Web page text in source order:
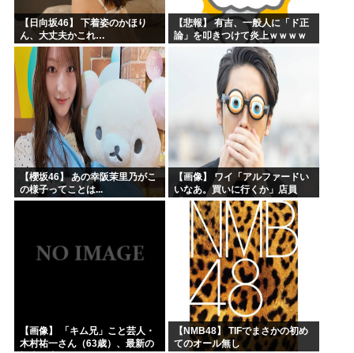
【日向坂46】 下着姿のかほり
ん、大丈夫かこれ…
【悲報】 有吉、一般人に「ド正
論」を叩きつけて炎上ｗｗｗｗ
【櫻坂46】 あの幸阪茉里乃がこ
の様子ってことは...
【画像】 ワイ「アルファードい
いなあ。買いに行くか」店員
「ほいっ見積もりな！」ワイ
「金額おかしくね？」←お前ら
もそう思うよな？？？？？
【画像】 「キム兄」こと芸人・
木村祐一さん（63歳）、最新の
【NMB48】 TIFでまさかの初め
てのオール無し